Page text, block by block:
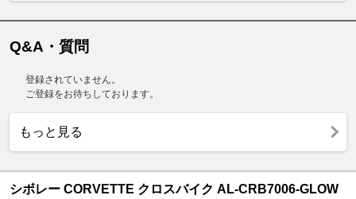
Q&A・質問
登録されていません。
ご登録をお待ちしております。
もっと見る
シボレー CORVETTE クロスバイク AL-CRB7006-GLOW